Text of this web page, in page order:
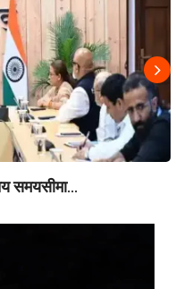
समयसीमा...